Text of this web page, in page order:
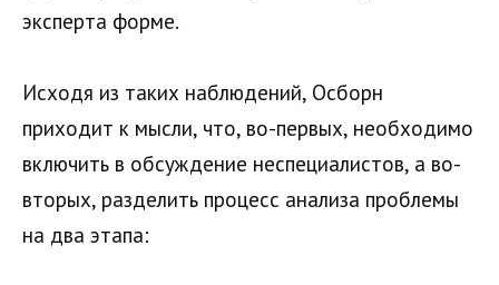
эксперта форме.
Исходя из таких наблюдений, Осборн
приходит к мысли, что, во-первых, необходимо
включить в обсуждение неспециалистов, а во-
вторых, разделить процесс анализа проблемы
на два этапа: